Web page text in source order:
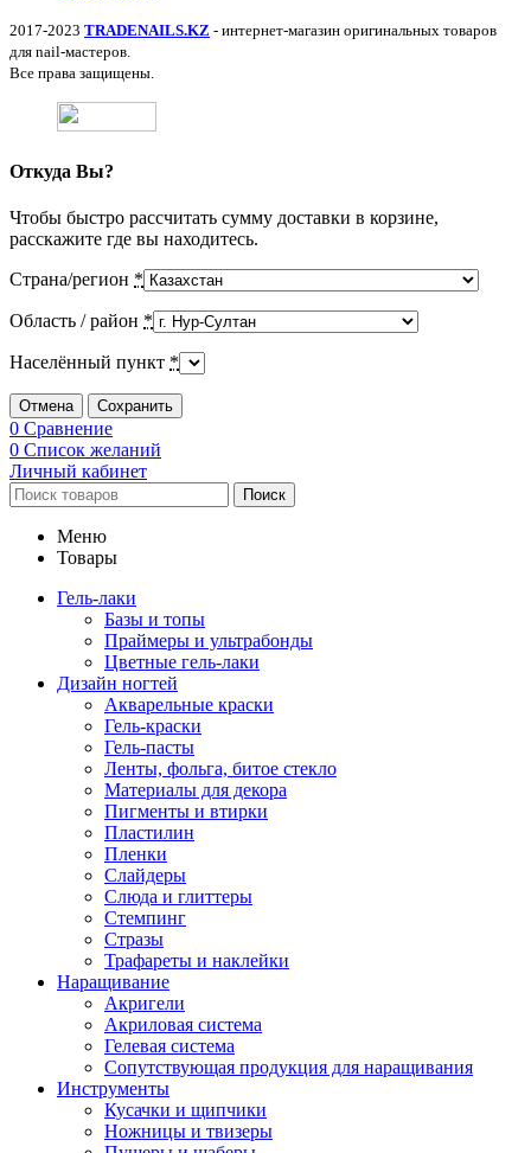
2017-2023 TRADENAILS.KZ - интернет-магазин оригинальных товаров
для nail-мастеров.
Все права защищены.
Откуда Вы?
Чтобы быстро рассчитать сумму доставки в корзине,
расскажите где вы находитесь.
Страна/регион *
Область / район *
Населённый пункт *
Отмена Сохранить
0 Сравнение
0 Список желаний
Личный кабинет
Поиск
Меню
Товары
Гель-лаки
Базы и топы
Праймеры и ультрабонды
Цветные гель-лаки
Дизайн ногтей
Акварельные краски
Гель-краски
Гель-пасты
Ленты, фольга, битое стекло
Материалы для декора
Пигменты и втирки
Пластилин
Пленки
Слайдеры
Слюда и глиттеры
Стемпинг
Стразы
Трафареты и наклейки
Наращивание
Акригели
Акриловая система
Гелевая система
Сопутствующая продукция для наращивания
Инструменты
Кусачки и щипчики
Ножницы и твизеры